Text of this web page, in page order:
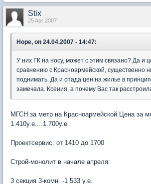
Stix
25 Apr 2007
Hope, on 24.04.2007 - 14:47:
У них ГК на носу, может с этим связано? Да и
сравнению с Красноармейской, существенно
поднимать. Да и спада цен на жилье в
замечала. Ксения, а почему Вас так
МГСН за метр на Красноармейской Цена за
1.410у.е....1.700у.е.
Проектсервис: от 1410 до 1700
Строй-монолит в начале апреля:
3 секция 3-комн. -1 533 у.е.